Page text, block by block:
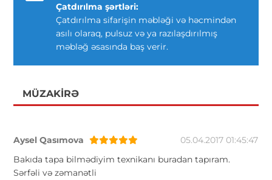
Çatdırılma şərtləri:
Çatdırılma sifarişin məbləği və həcmindən
asılı olaraq, pulsuz və ya razılaşdırılmış
məbləğ əsasında baş verir.
MÜZAKIRƏ
Aysel Qasımova
05.04.2017 01:45:47
Bakıda tapa bilmədiyim texnikanı buradan tapıram.
Sərfəli və zəmanətli